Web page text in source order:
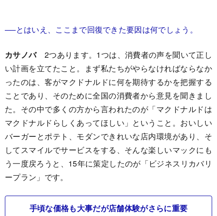
──とはいえ、ここまで回復できた要因は何でしょう。
カサノバ2つあります。1つは、消費者の声を聞いて正し
い計画を立てたこと。まず私たちがやらなければならなか
ったのは、客がマクドナルドに何を期待するかを把握する
ことであり、そのために全国の消費者から意見を聞きまし
た。その中で多くの方から言われたのが「マクドナルドは
マクドナルドらしくあってほしい」ということ。おいしい
バーガーとポテト、モダンできれいな店内環境があり、そ
してスマイルでサービスをする、そんな楽しいマックにも
う一度戻ろうと、15年に策定したのが「ビジネスリカバリ
ープラン」です。
手頃な価格も大事だが店舗体験がさらに重要